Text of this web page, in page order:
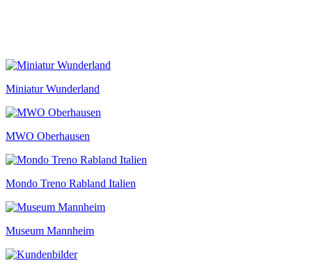
Miniatur Wunderland
MWO Oberhausen
Mondo Treno Rabland Italien
Museum Mannheim